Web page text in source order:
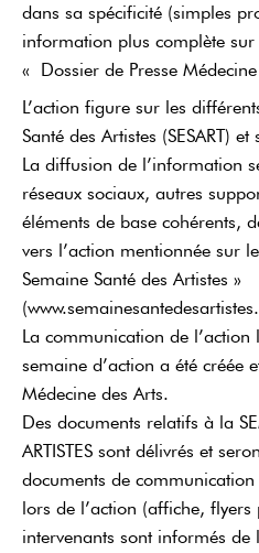
dans sa spécificité (simples
information plus complète sur
« Dossier de Presse
L’action figure sur les
Santé des Artistes (SESART)
La diffusion de l’information
réseaux sociaux, autres
éléments de base cohérents,
vers l’action mentionnée sur
Semaine Santé des Artistes »
La communication de l’action
semaine d’action a été créée
Médecine des Arts.
Des documents relatifs à la
ARTISTES sont délivrés et
documents de
lors de l’action (affiche, flyers
intervenants sont informés de